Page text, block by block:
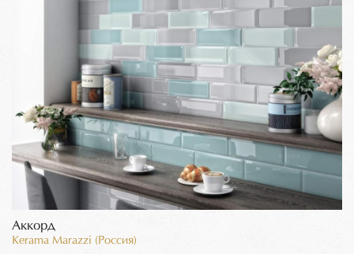
Аккорд
Kerama Marazzi (Россия)